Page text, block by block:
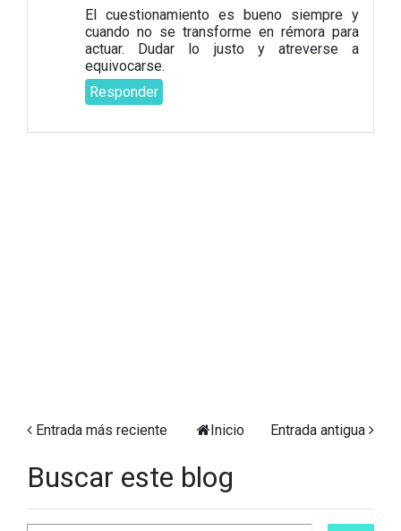
El cuestionamiento es bueno siempre y
cuando no se transforme en rémora para
actuar. Dudar lo justo y atreverse a
equivocarse.
Responder
Entrada más reciente Entrada antigua
Inicio
Buscar este blog